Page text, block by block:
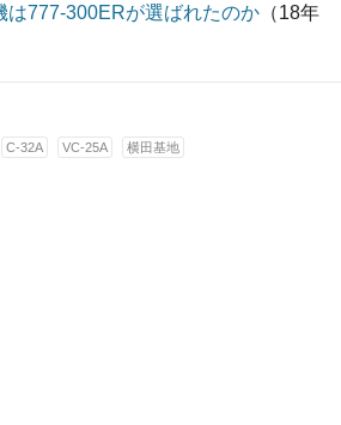
は777-300ERが選ばれたのか （18年
C-32A VC-25A 横田基地